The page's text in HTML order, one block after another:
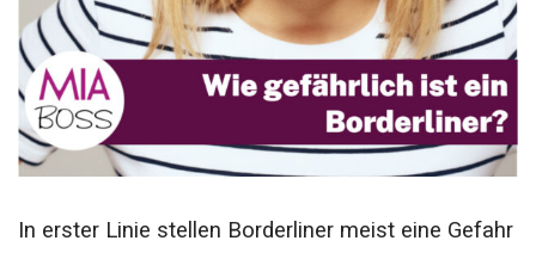
In erster Linie stellen Borderliner meist eine Gefahr